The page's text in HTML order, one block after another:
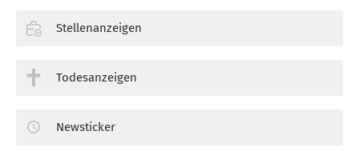
Stellenanzeigen
Todesanzeigen
Newsticker